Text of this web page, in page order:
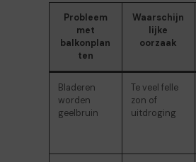
Probleem
met
balkonplan
ten
Waarschijn
lijke
oorzaak
Bladeren
worden
geelbruin
Te veel felle
zon of
uitdroging